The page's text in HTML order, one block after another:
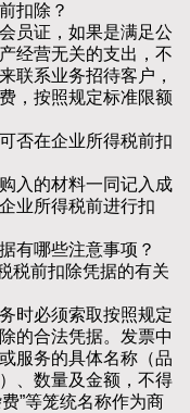
扣除？
证，如果是满足公
经营无关的支出，不
联系业务招待客户，
，按照规定标准限额
在企业所得税前扣
的材料一同记入成
业所得税前进行扣
哪些注意事项？
前扣除凭据的有关
必须索取按照规定
的合法凭据。发票中
服务的具体名称（品
、数量及金额，不得
费”等笼统名称作为商